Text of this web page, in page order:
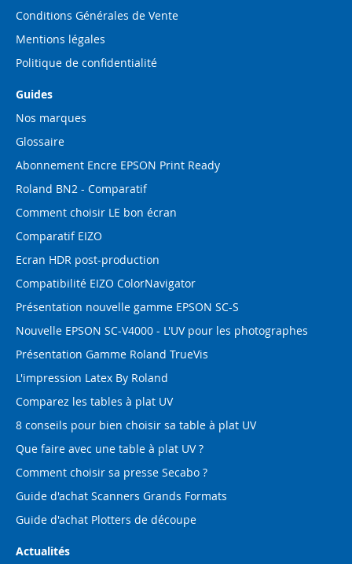
Conditions Générales de Vente
Mentions légales
Politique de confidentialité
Guides
Nos marques
Glossaire
Abonnement Encre EPSON Print Ready
Roland BN2 - Comparatif
Comment choisir LE bon écran
Comparatif EIZO
Ecran HDR post-production
Compatibilité EIZO ColorNavigator
Présentation nouvelle gamme EPSON SC-S
Nouvelle EPSON SC-V4000 - L'UV pour les photographes
Présentation Gamme Roland TrueVis
L'impression Latex By Roland
Comparez les tables à plat UV
8 conseils pour bien choisir sa table à plat UV
Que faire avec une table à plat UV ?
Comment choisir sa presse Secabo ?
Guide d'achat Scanners Grands Formats
Guide d'achat Plotters de découpe
Actualités